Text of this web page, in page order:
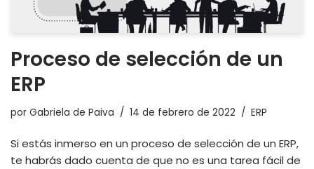
Proceso de selección de un
ERP
por Gabriela de Paiva 14 de febrero de 2022 ERP
Si estás inmerso en un proceso de selección de un ERP,
te habrás dado cuenta de que no es una tarea fácil de